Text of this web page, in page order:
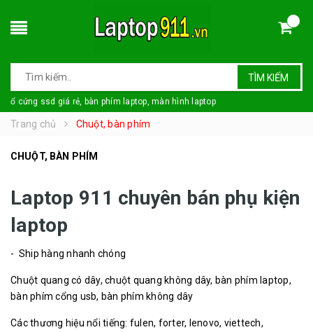
TÌM KIẾM
ổ cứng ssd giá rẻ, bàn phím laptop, màn hình laptop
Trang chủ Chuột, bàn phím
CHUỘT, BÀN PHÍM
Laptop 911 chuyên bán phụ kiện
laptop
- Ship hàng nhanh chóng
Chuột quang có dây, chuột quang không dây, bàn phím laptop,
bàn phím cổng usb, bàn phím không dây
Các thương hiệu nổi tiếng: fulen, forter, lenovo, viettech,